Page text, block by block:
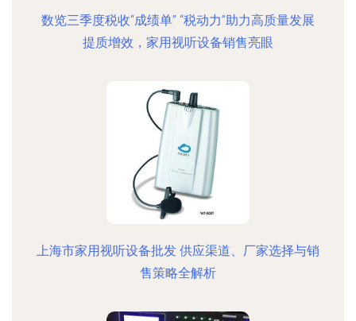
数览三季度税收“成绩单” “税动力”助力高质量发展
提质增效，家用视听设备销售亮眼
上海市家用视听设备批发 供应渠道、厂家选择与销
售策略全解析